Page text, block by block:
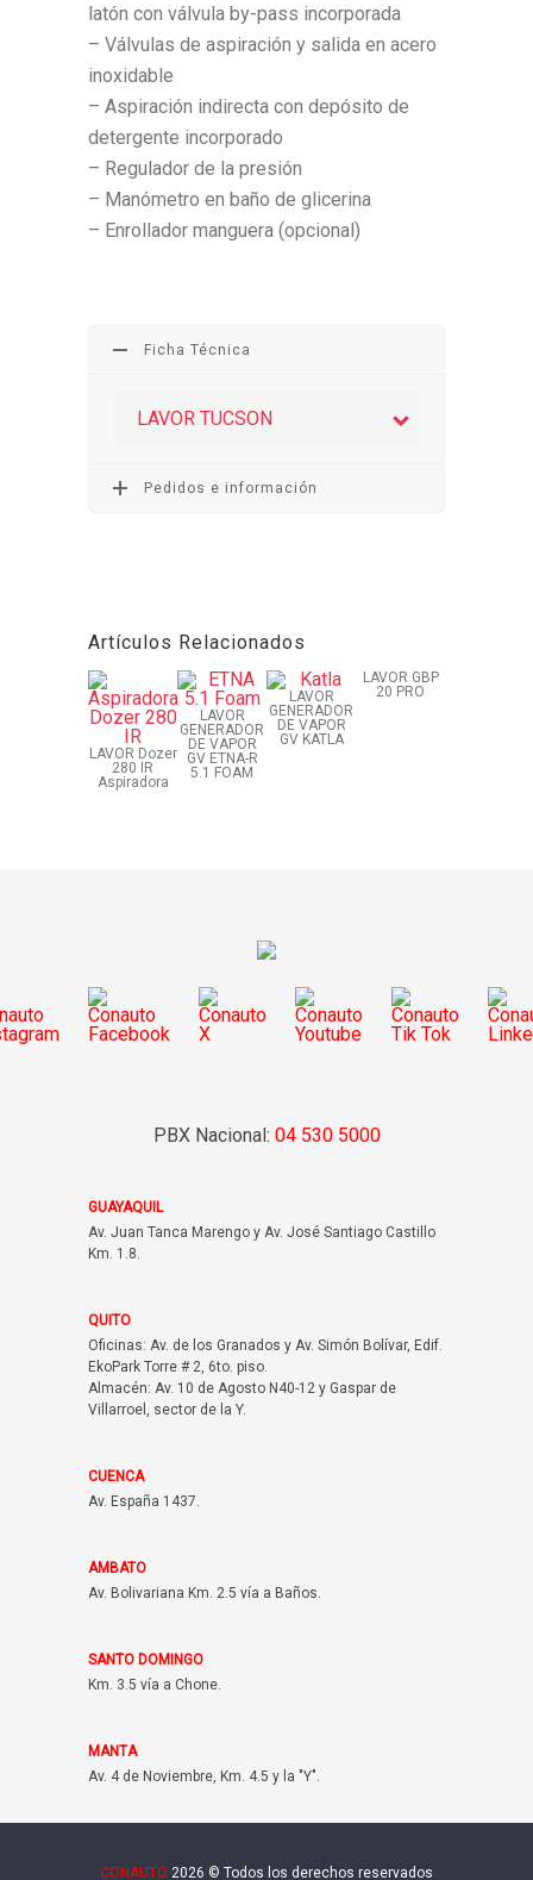
latón con válvula by-pass incorporada
– Válvulas de aspiración y salida en acero
inoxidable
– Aspiración indirecta con depósito de
detergente incorporado
– Regulador de la presión
– Manómetro en baño de glicerina
– Enrollador manguera (opcional)
Ficha Técnica
LAVOR TUCSON
Pedidos e información
Artículos Relacionados
LAVOR Dozer
280 IR
Aspiradora
LAVOR
GENERADOR
DE VAPOR
GV ETNA-R
5.1 FOAM
LAVOR
GENERADOR
DE VAPOR
GV KATLA
LAVOR GBP
20 PRO
PBX Nacional: 04 530 5000
GUAYAQUIL
Av. Juan Tanca Marengo y Av. José Santiago Castillo
Km. 1.8.
QUITO
Oficinas: Av. de los Granados y Av. Simón Bolívar, Edif.
EkoPark Torre # 2, 6to. piso.
Almacén: Av. 10 de Agosto N40-12 y Gaspar de
Villarroel, sector de la Y.
CUENCA
Av. España 1437.
AMBATO
Av. Bolivariana Km. 2.5 vía a Baños.
SANTO DOMINGO
Km. 3.5 vía a Chone.
MANTA
Av. 4 de Noviembre, Km. 4.5 y la "Y".
CONAUTO 2026 © Todos los derechos reservados